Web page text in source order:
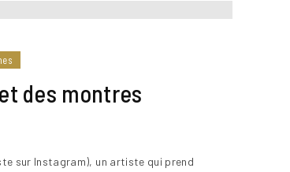
des montres
sur Instagram), un artiste qui prend